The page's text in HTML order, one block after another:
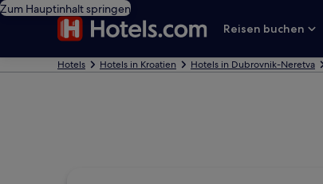
Zum Hauptinhalt springen
Reisen buchen
Hotels Hotels in Kroatien Hotels in Dubrovnik-Neretva